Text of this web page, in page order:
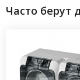
Часто берут